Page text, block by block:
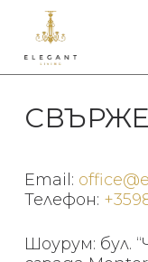
content
Email:
Телефон:
Шоурум: бул.